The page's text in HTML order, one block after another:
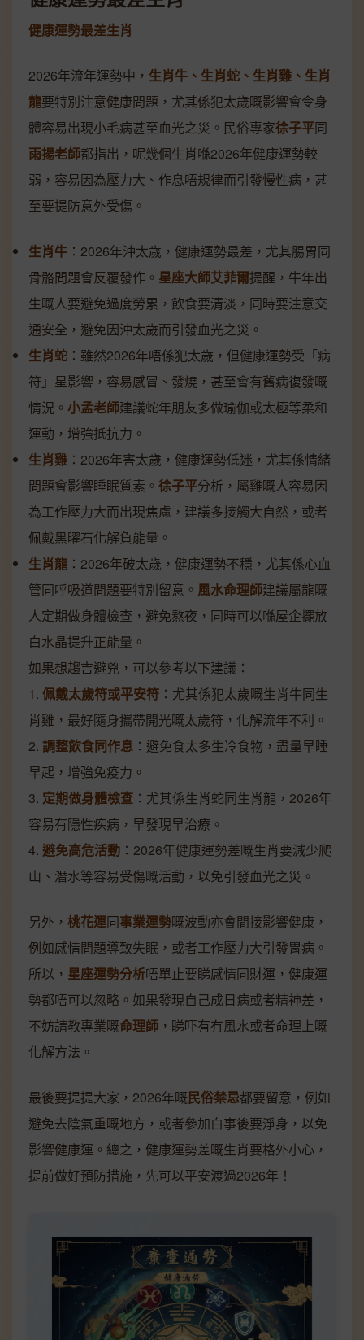
健康運勢最差生肖
2026年流年運勢中， 生肖牛、生肖蛇、生肖雞、生肖
龍要特別注意健康問題，尤其係犯太歲嘅影響會令身
體容易出現小毛病甚至血光之災。民俗專家徐子平同
雨揚老師都指出，呢幾個生肖喺2026年健康運勢較
弱，容易因為壓力大、作息唔規律而引發慢性病，甚
至要提防意外受傷。
生肖牛 ：2026年沖太歲，健康運勢最差，尤其腸胃同
骨骼問題會反覆發作。 星座大師艾菲爾提醒，牛年出
生嘅人要避免過度勞累，飲食要清淡，同時要注意交
通安全，避免因沖太歲而引發血光之災。
生肖蛇 ：雖然2026年唔係犯太歲，但健康運勢受「病
符」星影響，容易感冒、發燒，甚至會有舊病復發嘅
情況。 小孟老師建議蛇年朋友多做瑜伽或太極等柔和
運動，增強抵抗力。
生肖雞 ：2026年害太歲，健康運勢低迷，尤其係情緒
問題會影響睡眠質素。 徐子平分析，屬雞嘅人容易因
為工作壓力大而出現焦慮，建議多接觸大自然，或者
佩戴黑曜石化解負能量。
生肖龍 ：2026年破太歲，健康運勢不穩，尤其係心血
管同呼吸道問題要特別留意。 風水命理師建議屬龍嘅
人定期做身體檢查，避免熬夜，同時可以喺屋企擺放
白水晶提升正能量。
如果想趨吉避兇，可以參考以下建議：
1. 佩戴太歲符或平安符 ：尤其係犯太歲嘅生肖牛同生
肖雞，最好隨身攜帶開光嘅太歲符，化解流年不利。
2. 調整飲食同作息 ：避免食太多生冷食物，盡量早睡
早起，增強免疫力。
3. 定期做身體檢查 ：尤其係生肖蛇同生肖龍，2026年
容易有隱性疾病，早發現早治療。
4. 避免高危活動 ：2026年健康運勢差嘅生肖要減少爬
山、潛水等容易受傷嘅活動，以免引發血光之災。
另外， 桃花運同事業運勢嘅波動亦會間接影響健康，
例如感情問題導致失眠，或者工作壓力大引發胃病。
所以， 星座運勢分析唔單止要睇感情同財運，健康運
勢都唔可以忽略。如果發現自己成日病或者精神差，
不妨請教專業嘅命理師 ，睇吓有冇風水或者命理上嘅
化解方法。
最後要提提大家，2026年嘅民俗禁忌都要留意，例如
避免去陰氣重嘅地方，或者參加白事後要淨身，以免
影響健康運。總之，健康運勢差嘅生肖要格外小心，
提前做好預防措施，先可以平安渡過2026年！